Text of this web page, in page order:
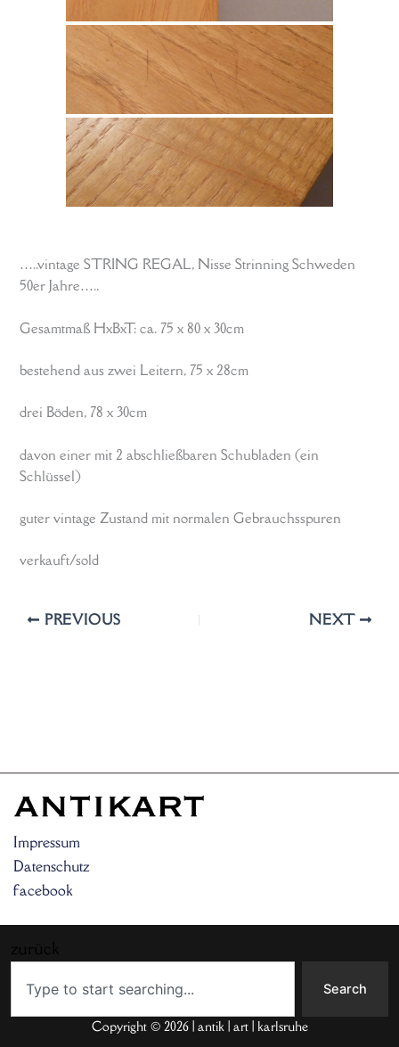
…..vintage STRING REGAL, Nisse Strinning Schweden
50er Jahre…..
Gesamtmaß HxBxT: ca. 75 x 80 x 30cm
bestehend aus zwei Leitern, 75 x 28cm
drei Böden, 78 x 30cm
davon einer mit 2 abschließbaren Schubladen (ein
Schlüssel)
guter vintage Zustand mit normalen Gebrauchsspuren
verkauft/sold
PREVIOUS NEXT
Impressum
Datenschutz
facebook
Search
Copyright © 2026 | antik | art | karlsruhe